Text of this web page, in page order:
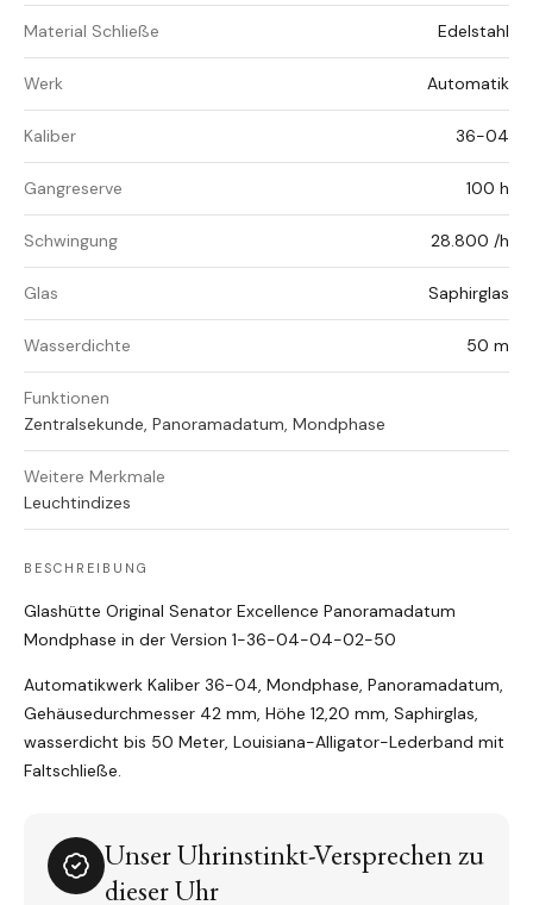
Material Schließe Edelstahl
Werk Automatik
Kaliber 36-04
Gangreserve 100 h
Schwingung 28.800 /h
Glas Saphirglas
Wasserdichte 50 m
Funktionen
Zentralsekunde, Panoramadatum, Mondphase
Weitere Merkmale
Leuchtindizes
BESCHREIBUNG
Glashütte Original Senator Excellence Panoramadatum
Mondphase in der Version 1-36-04-04-02-50
Automatikwerk Kaliber 36-04, Mondphase, Panoramadatum,
Gehäusedurchmesser 42 mm, Höhe 12,20 mm, Saphirglas,
wasserdicht bis 50 Meter, Louisiana-Alligator-Lederband mit
Faltschließe.
Unser Uhrinstinkt-Versprechen zu
dieser Uhr